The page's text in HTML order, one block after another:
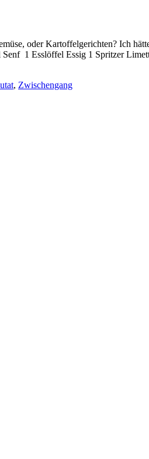
oder Kartoffelgerichten? Ich
1 Esslöffel Essig 1 Spritzer
, Zwischengang